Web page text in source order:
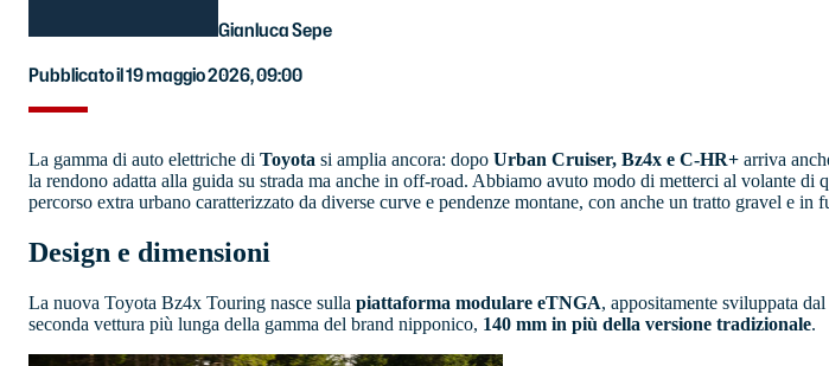
Gianluca Sepe
Pubblicato il 19 maggio 2026, 09:00
La gamma di auto elettriche di Toyota si amplia ancora: dopo Urban Cruiser, Bz4x e C-HR+ arriva
la rendono adatta alla guida su strada ma anche in off-road. Abbiamo avuto modo di metterci al volante di
percorso extra urbano caratterizzato da diverse curve e pendenze montane, con anche un tratto gravel e in
Design e dimensioni
La nuova Toyota Bz4x Touring nasce sulla piattaforma modulare eTNGA, appositamente sviluppata
seconda vettura più lunga della gamma del brand nipponico, 140 mm in più della versione tradizionale.